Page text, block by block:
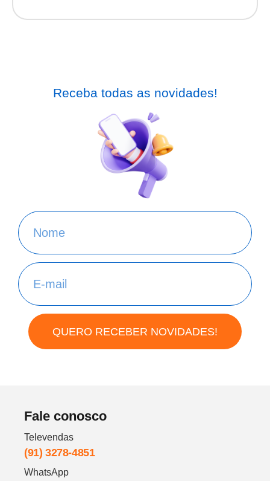
Receba todas as novidades!
QUERO RECEBER NOVIDADES!
Fale conosco
Televendas
(91) 3278-4851
WhatsApp